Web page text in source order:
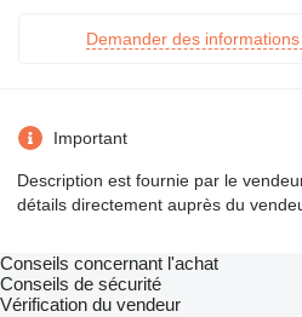
Demander des
Important
Description est fournie par le
détails directement auprès du
Conseils concernant l'achat
Conseils de sécurité
Vérification du vendeur